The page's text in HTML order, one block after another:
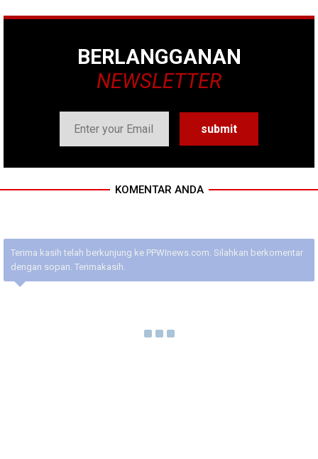
BERLANGGANAN
NEWSLETTER
KOMENTAR ANDA
Terima kasih telah berkunjung ke PPWInews.com. Silahkan berkomentar
dengan sopan. Terimakasih.